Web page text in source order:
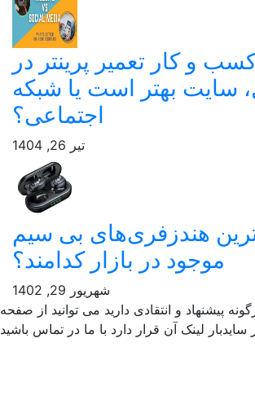
و کار تعمیر پرینتر در
بهتر است یا شبکه
اجتماعی؟
هندزفری‌های بی سیم
موجود در بازار کدامند؟
شهریور 29, 1402
و انتقادی دارید می توانید از صفحه
لینک آن قرار دارد با ما در تماس باشید